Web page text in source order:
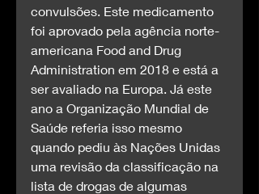
convulsões. Este medicamento
foi aprovado pela agência norte-
americana Food and Drug
Administration em 2018 e está a
ser avaliado na Europa. Já este
ano a Organização Mundial de
Saúde referia isso mesmo
quando pediu às Nações Unidas
uma revisão da classificação na
lista de drogas de algumas